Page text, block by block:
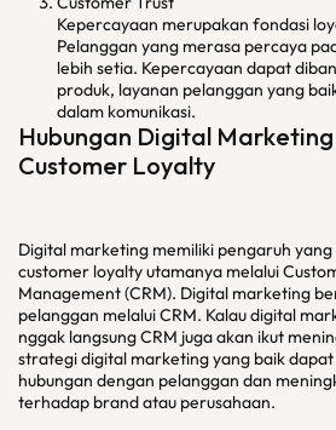
Kepercayaan merupakan fondasi
Pelanggan yang merasa percaya
lebih setia. Kepercayaan dapat
produk, layanan pelanggan yang
dalam komunikasi.
Hubungan Digital
Customer Loyalty
Digital marketing memiliki pengaruh
customer loyalty utamanya melalui
Management (CRM). Digital marketing
pelanggan melalui CRM. Kalau digital
nggak langsung CRM juga akan ikut
strategi digital marketing yang baik
hubungan dengan pelanggan dan
terhadap brand atau perusahaan.